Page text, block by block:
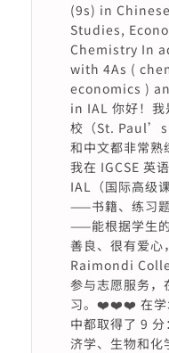
(9s) in
Studies,
Chemistry In
with 4As (
economics )
in IAL 你好！
校（St.
和中文都非常熟
我在 IGCSE 英
IAL（国际高级
——书籍、练习
——能根据学生
善良、很有爱心
Raimondi
参与志愿服务，
习。❤️❤️❤️ 在学
中都取得了 9
济学、生物和化